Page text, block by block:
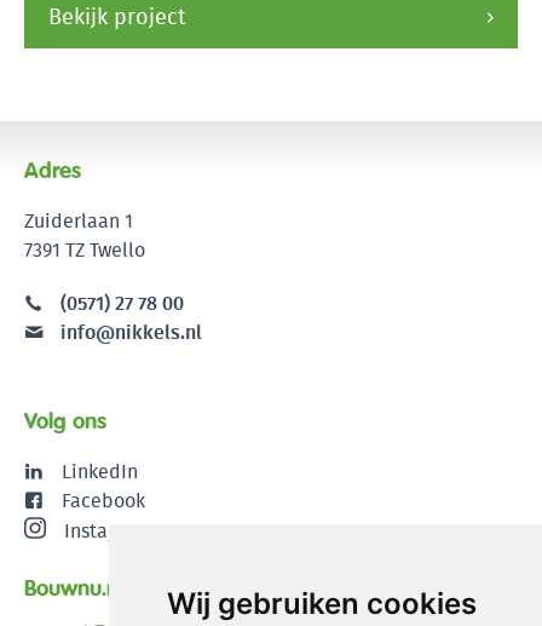
Wij gebruiken cookies
Bekijk project
Adres
Zuiderlaan 1
7391 TZ Twello
(0571) 27 78 00
info@nikkels.nl
Volg ons
LinkedIn
Facebook
Instagram
Bouwnu.nl